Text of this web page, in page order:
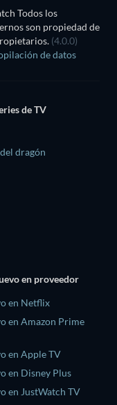
Todos los
son propiedad de
(4.0.0)
de datos
de TV
dragón
en proveedor
en Netflix
en Amazon Prime
en Apple TV
en Disney Plus
en JustWatch TV